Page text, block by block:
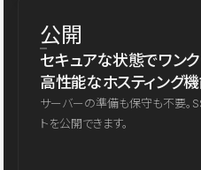
公開
セキュアな状態でワン
高性能なホスティング機
サーバーの準備も保守も不要。
トを公開できます。